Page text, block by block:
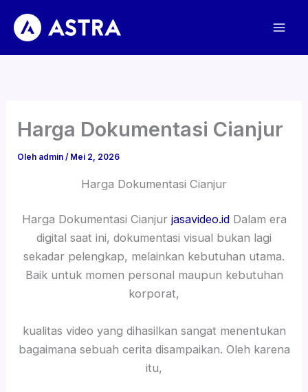
konten
Harga Dokumentasi Cianjur
Oleh admin/ Mei 2, 2026
Harga Dokumentasi Cianjur
Harga Dokumentasi Cianjur jasavideo.idDalam era
digital saat ini, dokumentasi visual bukan lagi
sekadar pelengkap, melainkan kebutuhan utama.
Baik untuk momen personal maupun kebutuhan
korporat,
kualitas video yang dihasilkan sangat menentukan
bagaimana sebuah cerita disampaikan. Oleh karena
itu,